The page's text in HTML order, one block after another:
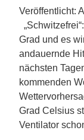
schönste
Burg
im
Land“
Veröffentlicht:
Grad und es
andauernde
nächsten
kommenden
Grad Celsius
Ventilator